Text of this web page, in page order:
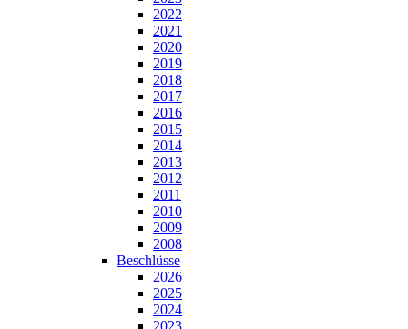
2022
2021
2020
2019
2018
2017
2016
2015
2014
2013
2012
2011
2010
2009
2008
Beschlüsse
2026
2025
2024
2023